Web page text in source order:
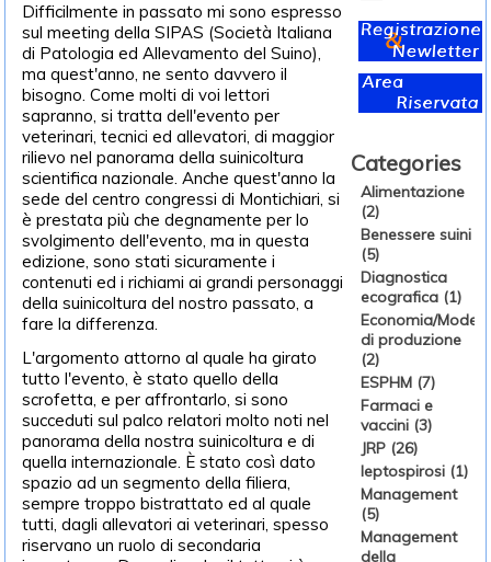
Difficilmente in passato mi sono espresso
sul meeting della SIPAS (Società Italiana
di Patologia ed Allevamento del Suino),
ma quest'anno, ne sento davvero il
bisogno. Come molti di voi lettori
sapranno, si tratta dell'evento per
veterinari, tecnici ed allevatori, di maggior
rilievo nel panorama della suinicoltura
scientifica nazionale. Anche quest'anno la
sede del centro congressi di Montichiari, si
è prestata più che degnamente per lo
svolgimento dell'evento, ma in questa
edizione, sono stati sicuramente i
contenuti ed i richiami ai grandi personaggi
della suinicoltura del nostro passato, a
fare la differenza.
L'argomento attorno al quale ha girato
tutto l'evento, è stato quello della
scrofetta, e per affrontarlo, si sono
succeduti sul palco relatori molto noti nel
panorama della nostra suinicoltura e di
quella internazionale. È stato così dato
spazio ad un segmento della filiera,
sempre troppo bistrattato ed al quale
tutti, dagli allevatori ai veterinari, spesso
riservano un ruolo di secondaria
Categories
Alimentazione
(2)
Benessere suini
(5)
Diagnostica
ecografica (1)
Economia/Modelli
di produzione
(2)
ESPHM (7)
Farmaci e
vaccini (3)
JRP (26)
leptospirosi (1)
Management
(5)
Management
della